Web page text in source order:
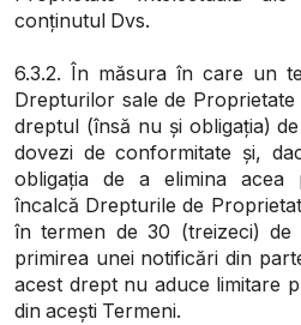
conținutul Dvs.
6.3.2. În măsura în care un
Drepturilor sale de Proprietate
dreptul (însă nu și obligația)
dovezi de conformitate și,
obligația de a elimina acea
încalcă Drepturile de
în termen de 30 (treizeci) de
primirea unei notificări din
acest drept nu aduce limitare
din acești Termeni.